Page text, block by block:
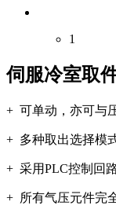
1
伺服冷室取
+ 可单动，亦可与
+ 多种取出选择模
+ 采用PLC控制回
+ 所有气压元件完